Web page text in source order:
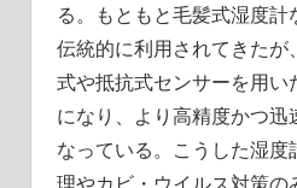
る。もともと毛髪式湿度
伝統的に利用されてきた
式や抵抗式センサーを用
になり、より高精度かつ迅
なっている。こうした湿
理やカビ・ウイルス対策